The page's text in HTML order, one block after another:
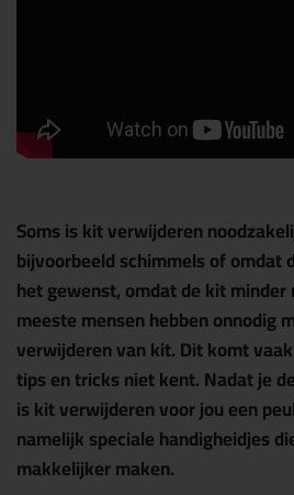
Soms is kit verwijderen
bijvoorbeeld schimmels of omdat
het gewenst, omdat de kit minder
meeste mensen hebben onnodig
verwijderen van kit. Dit komt
tips en tricks niet kent. Nadat je
is kit verwijderen voor jou een
namelijk speciale handigheidjes
makkelijker maken.